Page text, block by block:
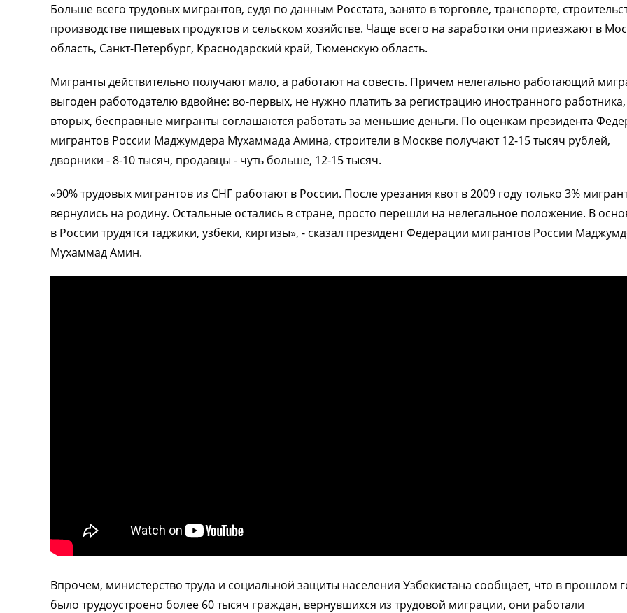
Больше всего трудовых мигрантов, судя по данным Росстата, занято в торговле, транспорте,
производстве пищевых продуктов и сельском хозяйстве. Чаще всего на заработки они приезжают в
область, Санкт-Петербург, Краснодарский край, Тюменскую область.
Мигранты действительно получают мало, а работают на совесть. Причем нелегально работающий
выгоден работодателю вдвойне: во-первых, не нужно платить за регистрацию иностранного
вторых, бесправные мигранты соглашаются работать за меньшие деньги. По оценкам президента
мигрантов России Маджумдера Мухаммада Амина, строители в Москве получают 12-15 тысяч рублей,
дворники - 8-10 тысяч, продавцы - чуть больше, 12-15 тысяч.
«90% трудовых мигрантов из СНГ работают в России. После урезания квот в 2009 году только 3%
вернулись на родину. Остальные остались в стране, просто перешли на нелегальное положение. В
в России трудятся таджики, узбеки, киргизы», - сказал президент Федерации мигрантов России
Мухаммад Амин.
Впрочем, министерство труда и социальной защиты населения Узбекистана сообщает, что в прошлом
было трудоустроено более 60 тысяч граждан, вернувшихся из трудовой миграции, они работали